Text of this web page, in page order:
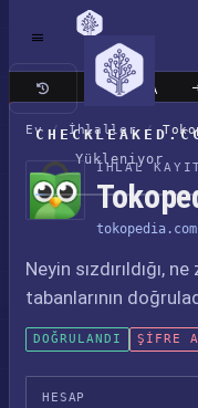
Yükleniyor
Klasik site
Ev / İhlaller /
İHLAL
tokopedia.com
Neyin sızdırıldığı,
tabanlarının
DOĞRULANDI ŞIFRE
HESAP